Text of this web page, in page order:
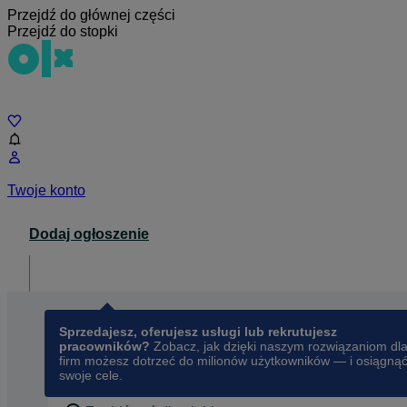
Przejdź do głównej części
Przejdź do stopki
Twoje konto
Dodaj ogłoszenie
Sprzedajesz, oferujesz usługi lub rekrutujesz
pracowników? Zobacz, jak dzięki naszym rozwiązaniom dla
firm możesz dotrzeć do milionów użytkowników — i osiągnąć
swoje cele.